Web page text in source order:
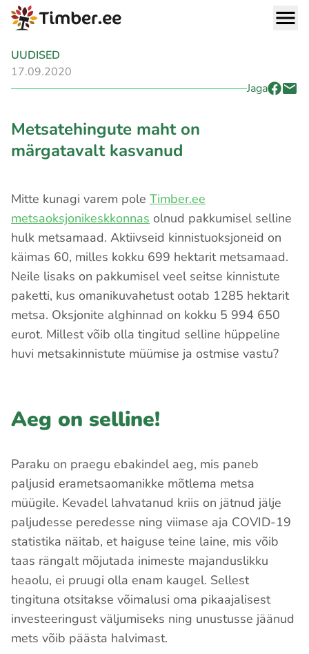
UUDISED
17.09.2020
Jaga
Metsatehingute maht on
märgatavalt kasvanud
Mitte kunagi varem pole Timber.ee
metsaoksjonikeskkonnas olnud pakkumisel selline
hulk metsamaad. Aktiivseid kinnistuoksjoneid on
käimas 60, milles kokku 699 hektarit metsamaad.
Neile lisaks on pakkumisel veel seitse kinnistute
paketti, kus omanikuvahetust ootab 1285 hektarit
metsa. Oksjonite alghinnad on kokku 5 994 650
eurot. Millest võib olla tingitud selline hüppeline
huvi metsakinnistute müümise ja ostmise vastu?
Aeg on selline!
Paraku on praegu ebakindel aeg, mis paneb
paljusid erametsaomanikke mõtlema metsa
müügile. Kevadel lahvatanud kriis on jätnud jälje
paljudesse peredesse ning viimase aja COVID-19
statistika näitab, et haiguse teine laine, mis võib
taas rängalt mõjutada inimeste majanduslikku
heaolu, ei pruugi olla enam kaugel. Sellest
tingituna otsitakse võimalusi oma pikaajalisest
investeeringust väljumiseks ning unustusse jäänud
mets võib päästa halvimast.